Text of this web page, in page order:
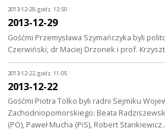
2013-12-29, godz. 12:50
2013-12-29
Gośćmi Przemysława Szymańczyka byli
Czerwiński, dr Maciej Drzonek i prof.
2013-12-22, godz. 11:05
2013-12-22
Gośćmi Piotra Tolko byli radni Sejmiku
Zachodniopomorskiego: Beata
(PO), Paweł Mucha (PiS), Robert